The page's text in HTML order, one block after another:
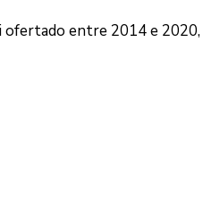
ofertado entre 2014 e 2020,